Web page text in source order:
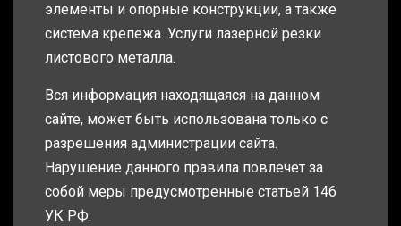
элементы и опорные конструкции, а также
система крепежа. Услуги лазерной резки
листового металла.
Вся информация находящаяся на данном
сайте, может быть использована только с
разрешения администрации сайта.
Нарушение данного правила повлечет за
собой меры предусмотренные статьей 146
УК РФ.